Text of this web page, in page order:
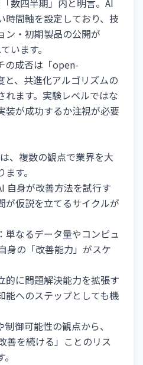
数四半期」内と明言。AI
時間軸を設定しており、技
ン・初期製品の公開が
います。
の成否は「open-
、共進化アルゴリズムの
れます。実験レベルではな
装が成功するか注視が必要
、複数の観点で業界を大
す。
自身が改善方法を試行す
が仮説を立てるサイクルが
：単なるデータ量やコンピュ
身の「改善能力」がスケ
的に問題解決能力を拡張す
能へのステップとしても機
御可能性の観点から、
善を続ける」ことのリス